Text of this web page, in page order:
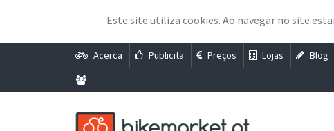
Este site utiliza cookies. Ao navegar no site
Acerca Publicita Preços Lojas Blog